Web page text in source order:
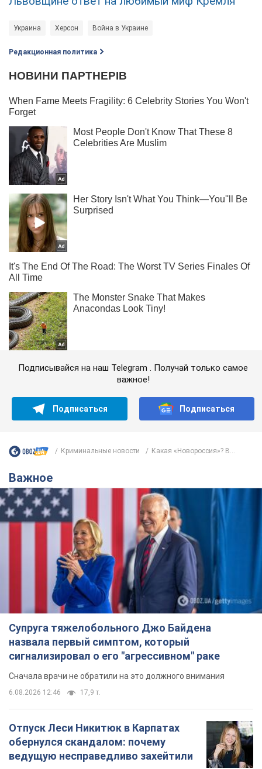
Украина Херсон Война в Украине
Редакционная политика
Подписывайся на наш Telegram . Получай только самое
важное!
Подписаться Подписаться
Криминальные новости Какая «Новороссия»? В...
Важное
Супруга тяжелобольного Джо Байдена
назвала первый симптом, который
сигнализировал о его "агрессивном" раке
Сначала врачи не обратили на это должного внимания
6.08.2026 12:46 17,9 т.
Отпуск Леси Никитюк в Карпатах
обернулся скандалом: почему
ведущую несправедливо захейтили